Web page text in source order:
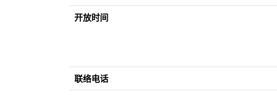
开放时间
联络电话